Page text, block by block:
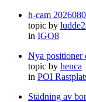
h-cam
topic by
in IGO8
Nya positioner
topic by henca
in POI
Städning av